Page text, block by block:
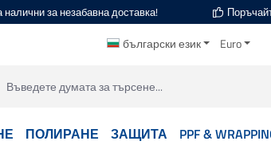
за незабавна доставка!
български език Euro
ПОЛИРАНЕ ЗАЩИТА PPF &